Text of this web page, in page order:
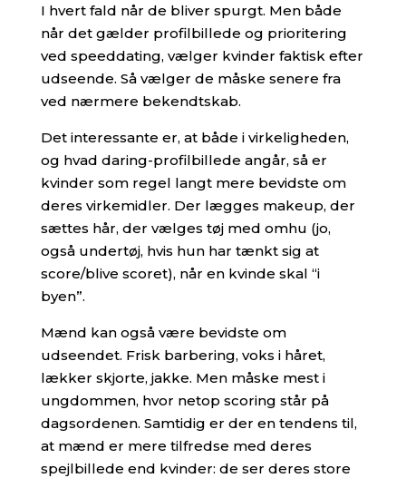
I hvert fald når de bliver spurgt. Men både
når det gælder profilbillede og prioritering
ved speeddating, vælger kvinder faktisk efter
udseende. Så vælger de måske senere fra
ved nærmere bekendtskab.
Det interessante er, at både i virkeligheden,
og hvad daring-profilbillede angår, så er
kvinder som regel langt mere bevidste om
deres virkemidler. Der lægges makeup, der
sættes hår, der vælges tøj med omhu (jo,
også undertøj, hvis hun har tænkt sig at
score/blive scoret), når en kvinde skal “i
byen”.
Mænd kan også være bevidste om
udseendet. Frisk barbering, voks i håret,
lækker skjorte, jakke. Men måske mest i
ungdommen, hvor netop scoring står på
dagsordenen. Samtidig er der en tendens til,
at mænd er mere tilfredse med deres
spejlbillede end kvinder: de ser deres store